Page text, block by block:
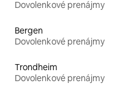
Dovolenkové prenájmy
Bergen
Dovolenkové prenájmy
Trondheim
Dovolenkové prenájmy